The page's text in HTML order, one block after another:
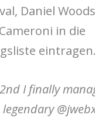
Daniel
in die
eintragen.
I finally